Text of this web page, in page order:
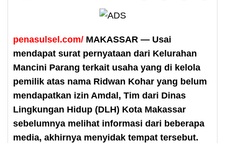
penasulsel.com/ MAKASSAR — Usai
mendapat surat pernyataan dari Kelurahan
Mancini Parang terkait usaha yang di kelola
pemilik atas nama Ridwan Kohar yang belum
mendapatkan izin Amdal, Tim dari Dinas
Lingkungan Hidup (DLH) Kota Makassar
sebelumnya melihat informasi dari beberapa
media, akhirnya menyidak tempat tersebut.